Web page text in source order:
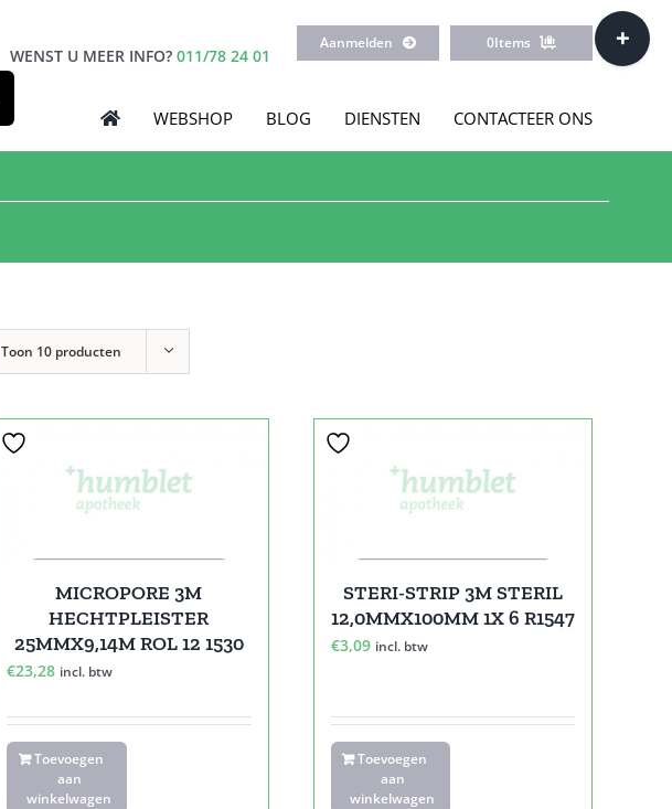
WENST U MEER INFO? 011/78 24 01
Aanmelden 0Items
WEBSHOP BLOG DIENSTEN CONTACTEER ONS
Toon 10 producten
MICROPORE 3M
HECHTPLEISTER
25MMX9,14M ROL 12 1530
€23,28 incl. btw
Toevoegen
aan
winkelwagen
STERI-STRIP 3M STERIL
12,0MMX100MM 1X 6 R1547
€3,09 incl. btw
Toevoegen
aan
winkelwagen
Toggle
Sliding